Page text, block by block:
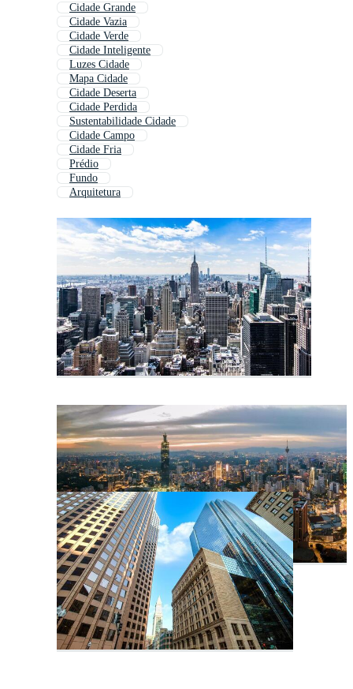
Cidade Grande
Cidade Vazia
Cidade Verde
Cidade Inteligente
Luzes Cidade
Mapa Cidade
Cidade Deserta
Cidade Perdida
Sustentabilidade Cidade
Cidade Campo
Cidade Fria
Prédio
Fundo
Arquitetura